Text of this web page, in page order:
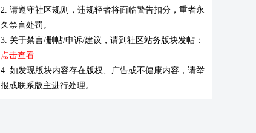
2. 请遵守社区规则，违规轻者将面临警告扣分，重者永
久禁言处罚。
3. 关于禁言/删帖/申诉/建议，请到社区站务版块发帖：
点击查看
4. 如发现版块内容存在版权、广告或不健康内容，请举
报或联系版主进行处理。